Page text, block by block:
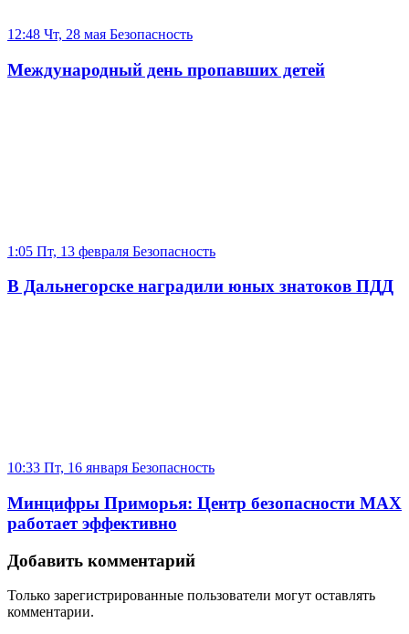
12:48 Чт, 28 мая Безопасность
Международный день пропавших детей
1:05 Пт, 13 февраля Безопасность
В Дальнегорске наградили юных знатоков ПДД
10:33 Пт, 16 января Безопасность
Минцифры Приморья: Центр безопасности МАХ
работает эффективно
Добавить комментарий
Только зарегистрированные пользователи могут оставлять
комментарии.